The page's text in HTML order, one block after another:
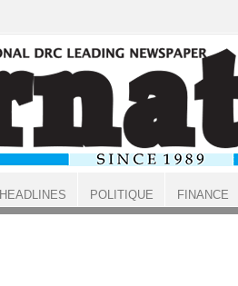
HEADLINES POLITIQUE FINANCE